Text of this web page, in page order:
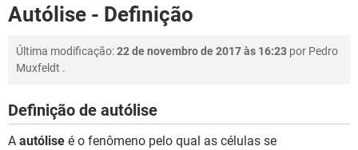
SAÚDE
FAMÍLIA
Autólise - Definição
Última modificação:22 de novembro de 2017 às 16:23 por Pedro
Muxfeldt .
Definição de autólise
A autólise é o fenômeno pelo qual as células se